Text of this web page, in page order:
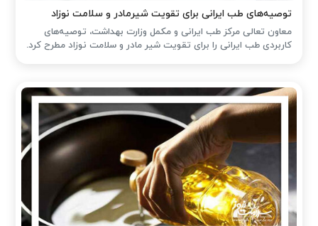
توصیه‌های طب ایرانی برای تقویت شیرمادر و سلامت نوزاد
معاون تعالی مرکز طب ایرانی و مکمل وزارت بهداشت، توصیه‌های
کاربردی طب ایرانی را برای تقویت شیر مادر و سلامت نوزاد مطرح کرد.